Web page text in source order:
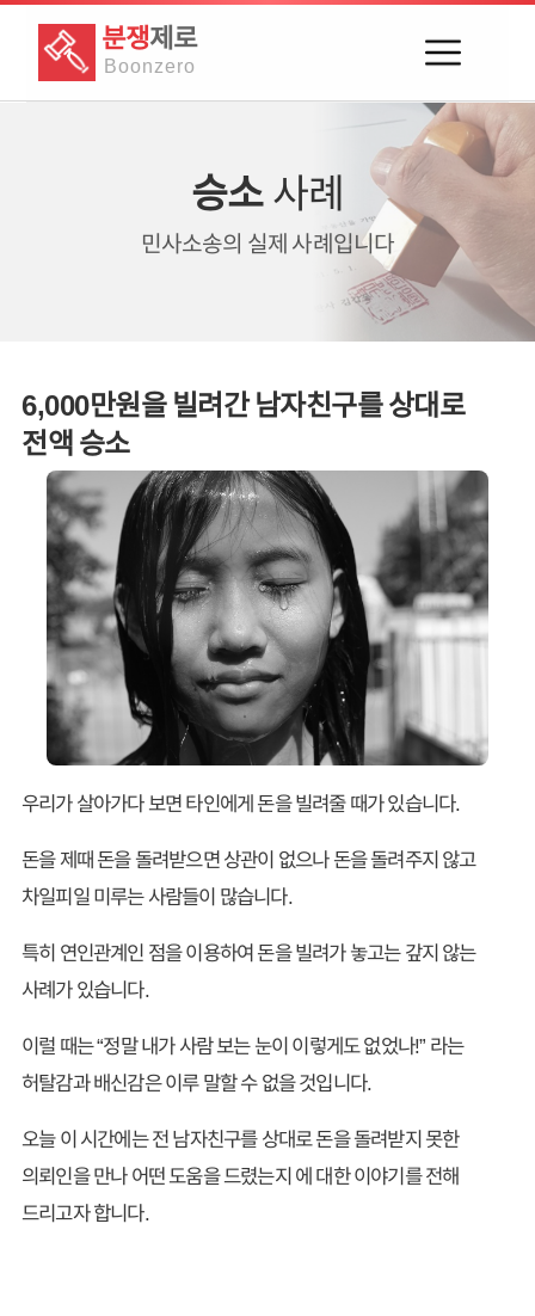
분쟁제로
Boonzero
승소사례
민사소송의 실제 사례입니다
6,000만원을 빌려간 남자친구를 상대로
전액 승소
우리가 살아가다 보면 타인에게 돈을 빌려줄 때가 있습니다.
돈을 제때 돈을 돌려받으면 상관이 없으나 돈을 돌려주지 않고
차일피일 미루는 사람들이 많습니다.
특히 연인관계인 점을 이용하여 돈을 빌려가 놓고는 갚지 않는
사례가 있습니다.
이럴 때는 “정말 내가 사람 보는 눈이 이렇게도 없었나!” 라는
허탈감과 배신감은 이루 말할 수 없을 것입니다.
오늘 이 시간에는 전 남자친구를 상대로 돈을 돌려받지 못한
의뢰인을 만나 어떤 도움을 드렸는지 에 대한 이야기를 전해
드리고자 합니다.